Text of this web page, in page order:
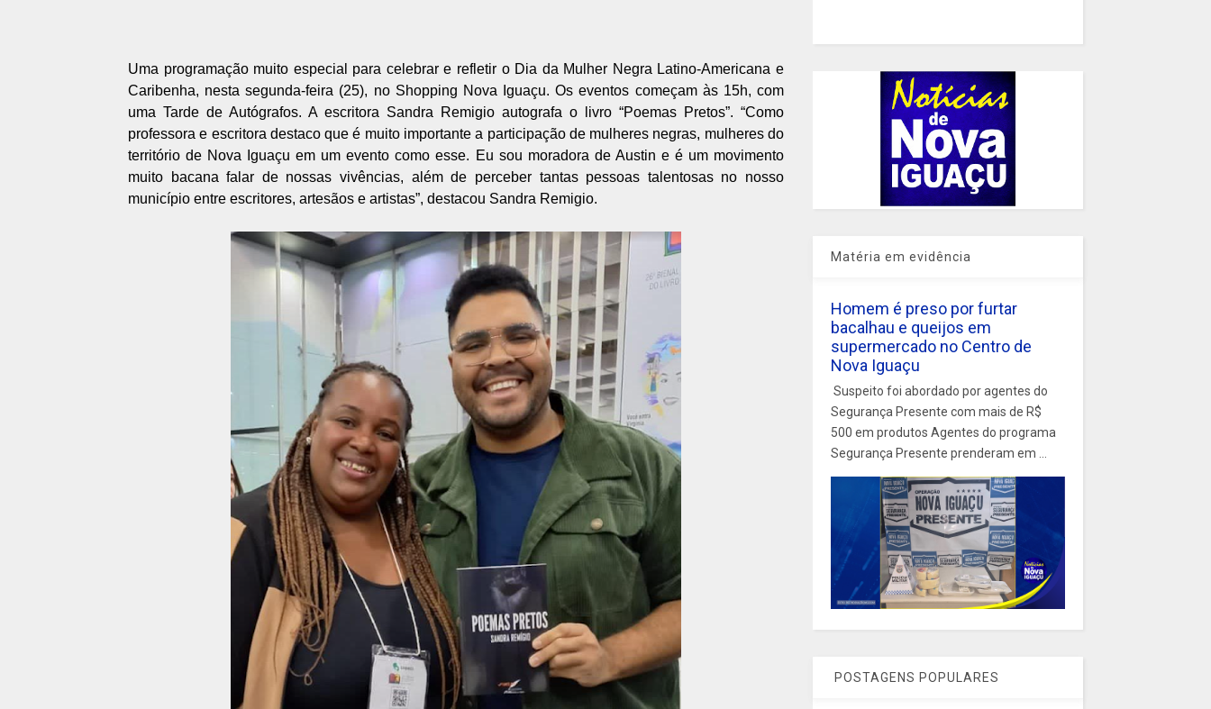
Uma programação muito especial para celebrar e refletir o Dia da Mulher Negra Latino-Americana e
Caribenha, nesta segunda-feira (25), no Shopping Nova Iguaçu. Os eventos começam às 15h, com
uma Tarde de Autógrafos. A escritora Sandra Remigio autografa o livro “Poemas Pretos”. “Como
professora e escritora destaco que é muito importante a participação de mulheres negras, mulheres do
território de Nova Iguaçu em um evento como esse. Eu sou moradora de Austin e é um movimento
muito bacana falar de nossas vivências, além de perceber tantas pessoas talentosas no nosso
município entre escritores, artesãos e artistas”, destacou Sandra Remigio.
Matéria em evidência
Homem é preso por furtar
bacalhau e queijos em
supermercado no Centro de
Nova Iguaçu
Suspeito foi abordado por agentes do
Segurança Presente com mais de R$
500 em produtos Agentes do programa
Segurança Presente prenderam em ...
POSTAGENS POPULARES